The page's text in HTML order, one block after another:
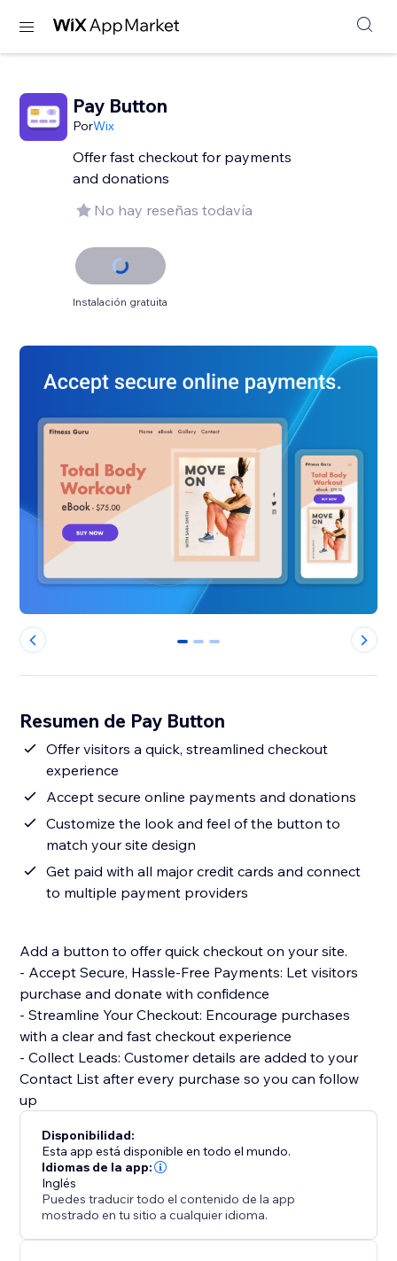
Pay Button
PorWix
Offer fast checkout for payments
and donations
No hay reseñas todavía
Instalación gratuita
0 1 2
Resumen de Pay Button
Offer visitors a quick, streamlined checkout
experience
Accept secure online payments and donations
Customize the look and feel of the button to
match your site design
Get paid with all major credit cards and connect
to multiple payment providers
Add a button to offer quick checkout on your site.
- Accept Secure, Hassle-Free Payments: Let visitors
purchase and donate with confidence
- Streamline Your Checkout: Encourage purchases
with a clear and fast checkout experience
- Collect Leads: Customer details are added to your
Contact List after every purchase so you can follow
up
Disponibilidad:
Esta app está disponible en todo el mundo.
Idiomas de la app:
Inglés
Puedes traducir todo el contenido de la app
mostrado en tu sitio a cualquier idioma.